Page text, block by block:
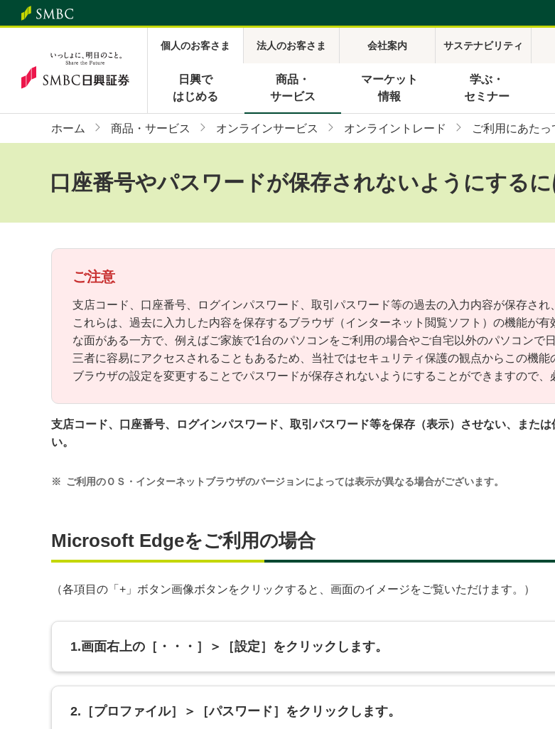
個人のお客さま 法人のお客さま 会社案内 サステナビリティ
日興で
はじめる
商品・
サービス
マーケット
情報
学ぶ・
セミナー
ホーム 商品・サービス オンラインサービス オンライントレード ご利用にあたっ
口座番号やパスワードが保存されないようにするに
ご注意
支店コード、口座番号、ログインパスワード、取引パスワード等の過去の入力内容が保存さ
これらは、過去に入力した内容を保存するブラウザ（インターネット閲覧ソフト）の機能が
な面がある一方で、例えばご家族で1台のパソコンをご利用の場合やご自宅以外のパソコン
三者に容易にアクセスされることもあるため、当社ではセキュリティ保護の観点からこの機能
ブラウザの設定を変更することでパスワードが保存されないようにすることができますので、
支店コード、口座番号、ログインパスワード、取引パスワード等を保存（表示）させない、また
い。
※ ご利用のＯＳ・インターネットブラウザのバージョンによっては表示が異なる場合がございます。
Microsoft Edgeをご利用の場合
（各項目の「+」ボタン画像ボタンをクリックすると、画面のイメージをご覧いただけます。）
1.画面右上の［・・・］＞［設定］をクリックします。
2.［プロファイル］＞［パスワード］をクリックします。